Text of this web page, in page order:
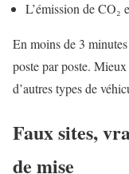
L’émission de CO₂
En moins de 3
poste par poste.
d’autres types de
Faux sites,
de mise